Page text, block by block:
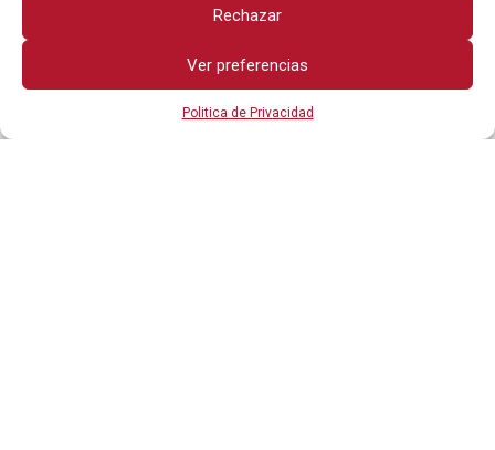
Rechazar
Ver preferencias
Politica de Privacidad